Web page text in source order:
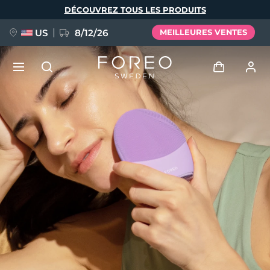
DÉCOUVREZ TOUS LES PRODUITS
US 8/12/26 MEILLEURES VENTES
Profil de l'utilisateur
Mes appareils
Mes commandes
Mes adresses
Mes abonnements
NOUVEAU
FAQ™ Pure Beauty-Tech Elixir
BREAKING NEWS
issa™ Teeth Whitening Set
Langue
English Deutsch
Español
Français
Italiano
Português
Svenska
Русский
Türkçe
简体中文 繁體中文